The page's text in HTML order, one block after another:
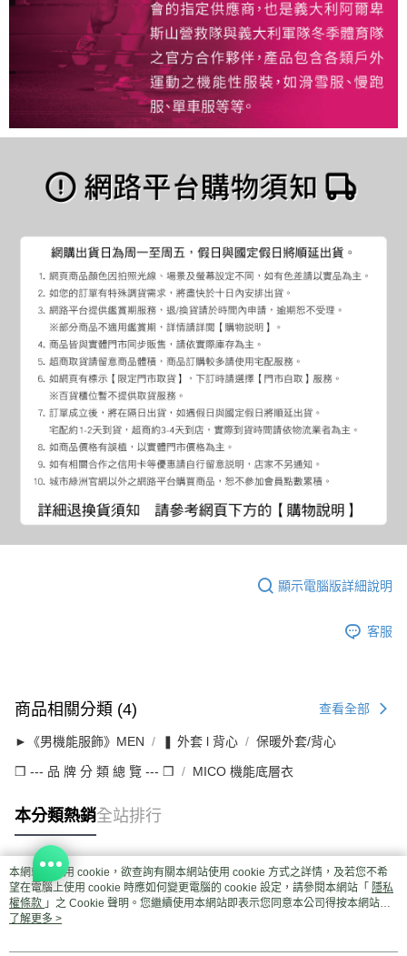
顯示電腦版詳細說明
客服
商品相關分類 (4) 查看全部
►《男機能服飾》MEN ❚ 外套 l 背心 保暖外套/背心
❒ --- 品 牌 分 類 總 覽 --- ❒ MICO 機能底層衣
本分類熱銷全站排行
熱門標籤
本網站中使用 cookie，欲查詢有關本網站使用 cookie 方式之詳情，及若您不希
望在電腦上使用 cookie 時應如何變更電腦的 cookie 設定，請參閱本網站「 隱私
權條款 」之 Cookie 聲明。您繼續使用本網站即表示您同意本公司得按本網站使
用條款之 Cookie 聲明使用 cookie。
了解更多 >